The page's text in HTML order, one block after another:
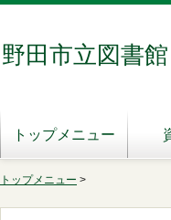
野田市立図書館
トップメニュー
トップメニュー >